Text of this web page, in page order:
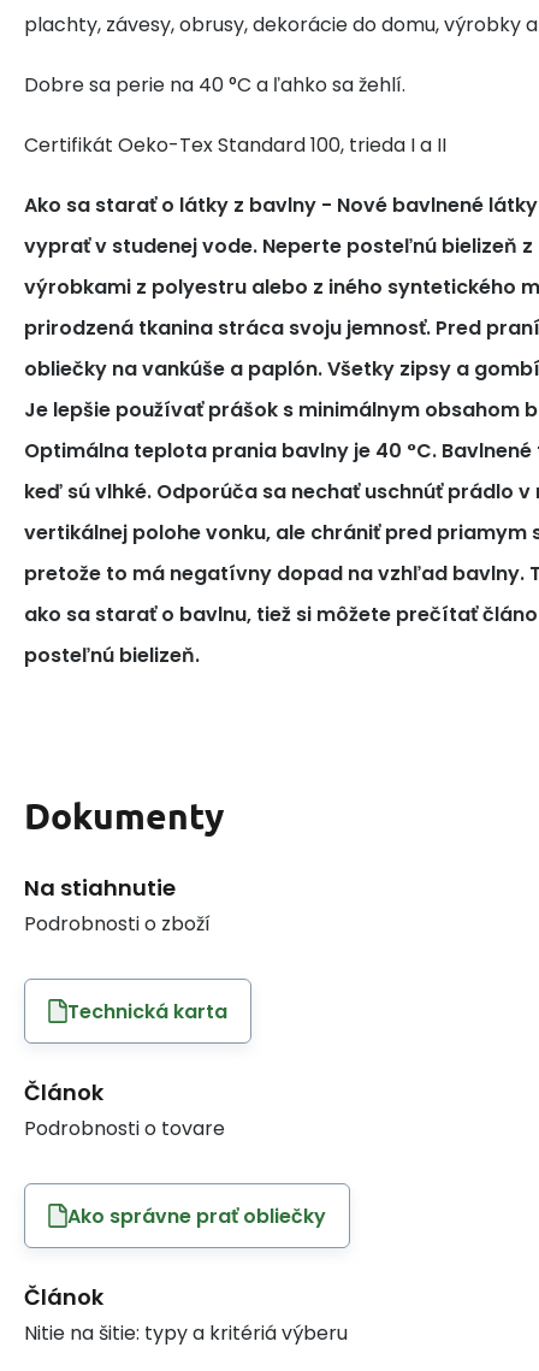
plachty, závesy, obrusy, dekorácie do domu, výrobky
Dobre sa perie na 40 °C a ľahko sa žehlí.
Certifikát Oeko-Tex Standard 100, trieda I a II
Ako sa starať o látky z bavlny - Nové bavlnené
vyprať v studenej vode. Neperte posteľnú bielizeň
výrobkami z polyestru alebo z iného syntetického
prirodzená tkanina stráca svoju jemnosť. Pred
obliečky na vankúše a paplón. Všetky zipsy a
Je lepšie používať prášok s minimálnym obsahom
Optimálna teplota prania bavlny je 40 °C. Bavlnené
keď sú vlhké. Odporúča sa nechať uschnúť prádlo
vertikálnej polohe vonku, ale chrániť pred priamym
pretože to má negatívny dopad na vzhľad bavlny.
ako sa starať o bavlnu, tiež si môžete prečítať
posteľnú bielizeň.
Dokumenty
Na stiahnutie
Podrobnosti o zboží
Technická karta
Článok
Podrobnosti o tovare
Ako správne prať obliečky
Článok
Nitie na šitie: typy a kritériá výberu